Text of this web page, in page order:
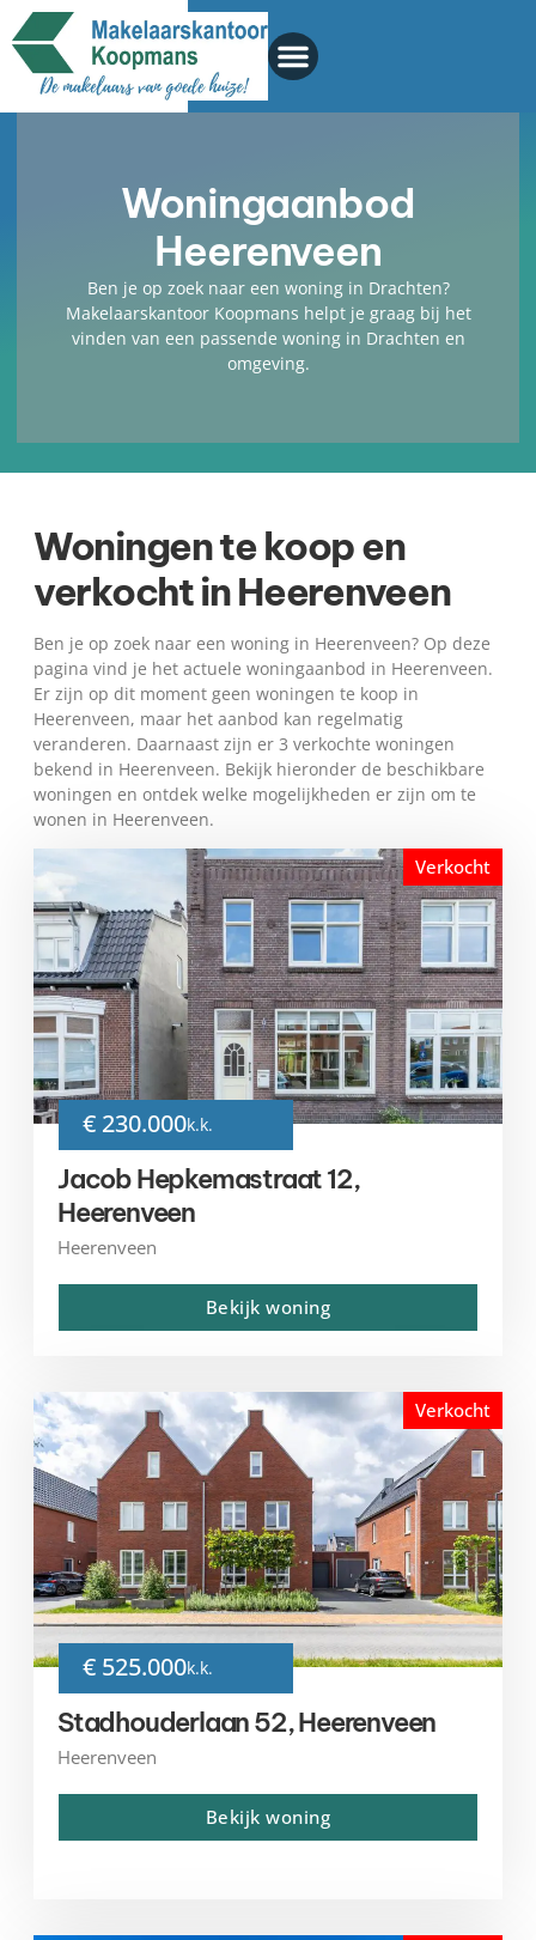
Woningaanbod
Heerenveen
Ben je op zoek naar een woning in Drachten?
Makelaarskantoor Koopmans helpt je graag bij het
vinden van een passende woning in Drachten en
omgeving.
Woningen te koop en
verkocht in Heerenveen
Ben je op zoek naar een woning in Heerenveen? Op deze
pagina vind je het actuele woningaanbod in Heerenveen.
Er zijn op dit moment geen woningen te koop in
Heerenveen, maar het aanbod kan regelmatig
veranderen. Daarnaast zijn er 3 verkochte woningen
bekend in Heerenveen. Bekijk hieronder de beschikbare
woningen en ontdek welke mogelijkheden er zijn om te
wonen in Heerenveen.
Verkocht
€ 230.000k.k.
Jacob Hepkemastraat 12,
Heerenveen
Heerenveen
Bekijk woning
Verkocht
€ 525.000k.k.
Stadhouderlaan 52, Heerenveen
Heerenveen
Bekijk woning